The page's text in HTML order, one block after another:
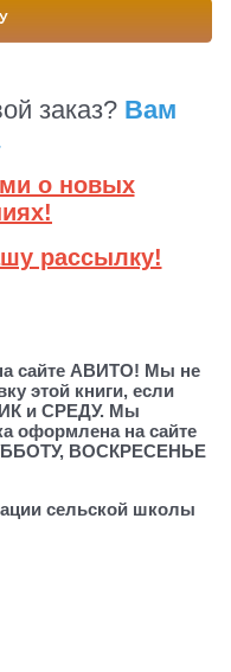
заказ? Вам
о новых
рассылку!
сайте АВИТО! Мы не
этой книги, если
и СРЕДУ. Мы
оформлена на сайте
ВОСКРЕСЕНЬЕ
сельской школы